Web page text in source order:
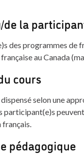
la
des programmes de
au Canada
cours
selon une
participant(e)s
français.
pédagogique